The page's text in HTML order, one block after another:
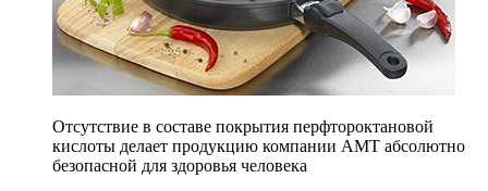
Отсутствие в составе покрытия перфтороктановой
кислоты делает продукцию компании AMT абсолютно
безопасной для здоровья человека